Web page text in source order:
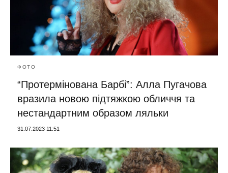
ФОТО
“Протермінована Барбі”: Алла Пугачова
вразила новою підтяжкою обличчя та
нестандартним образом ляльки
31.07.2023 11:51